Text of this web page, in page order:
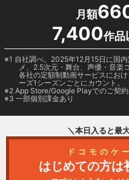
月額
7,400作品
1 自社調べ。2025年12月15日に国
メ、2.5次元・舞台、声優・音楽
各社の定額制動画サービスにお
ーズ1シーズンごとにカウント。
2 App Store/Google Playでのご契
3 一部個別課金あり
＼本日入ると最
ドコモのケ
はじめての方は